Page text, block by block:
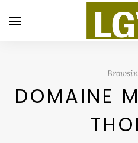
DOMAINE